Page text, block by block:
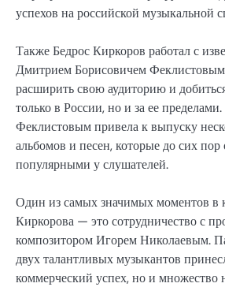
успехов на российской музыкальной
Также Бедрос Киркоров работал с
Дмитрием Борисовичем
расширить свою аудиторию и
только в России, но и за ее
Феклистовым привела к выпуску
альбомов и песен, которые до сих пор
популярными у слушателей.
Один из самых значимых моментов в
Киркорова — это сотрудничество с
композитором Игорем Николаевым.
двух талантливых музыкантов
коммерческий успех, но и множество